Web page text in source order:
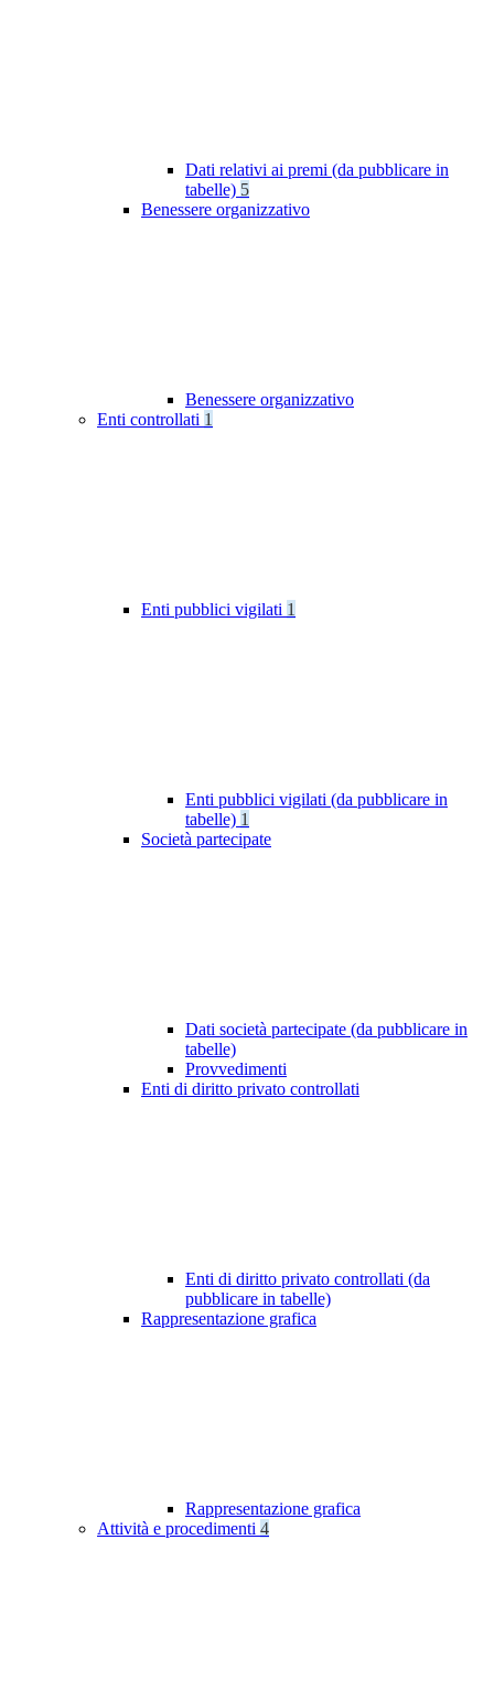
Dati relativi ai premi (da pubblicare in
tabelle) 5
Benessere organizzativo
Benessere organizzativo
Enti controllati 1
Enti pubblici vigilati 1
Enti pubblici vigilati (da pubblicare in
tabelle) 1
Società partecipate
Dati società partecipate (da pubblicare in
tabelle)
Provvedimenti
Enti di diritto privato controllati
Enti di diritto privato controllati (da
pubblicare in tabelle)
Rappresentazione grafica
Rappresentazione grafica
Attività e procedimenti 4